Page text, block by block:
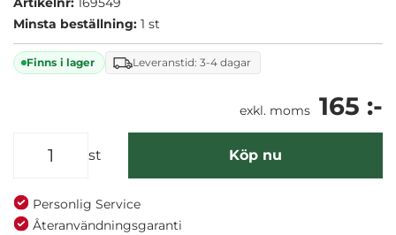
används.
Minsta beställning: 1 st
Finns i lager Leveranstid: 3-4 dagar
exkl. moms 165 :-
st Köp nu
Personlig Service
Återanvändningsgaranti